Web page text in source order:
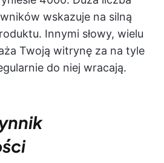
wskazuje na silną
Innymi słowy, wielu
Twoją witrynę za na tyle
do niej wracają.